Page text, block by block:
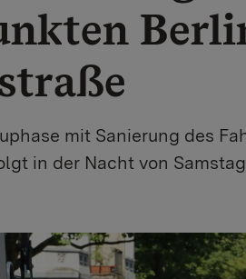
mit Sanierung des
in der Nacht von